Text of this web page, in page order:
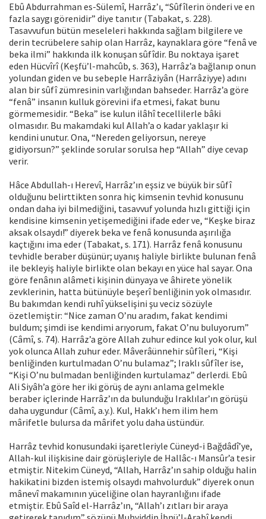
Ebû Abdurrahman es-Sülemî, Harrâz’ı, “Sûfîlerin önderi ve en
fazla saygı görenidir” diye tanıtır (Tabakat, s. 228).
Tasavvufun bütün meseleleri hakkında sağlam bilgilere ve
derin tecrübelere sahip olan Harrâz, kaynaklara göre “fenâ ve
beka ilmi” hakkında ilk konuşan sûfîdir. Bu noktaya işaret
eden Hücvîrî (Keşfü’l-mahcûb, s. 363), Harrâz’a bağlanıp onun
yolundan giden ve bu sebeple Harrâziyân (Harrâziyye) adını
alan bir sûfî zümresinin varlığından bahseder. Harrâz’a göre
“fenâ” insanın kulluk görevini ifa etmesi, fakat bunu
görmemesidir. “Beka” ise kulun ilâhî tecellilerle bâki
olmasıdır. Bu makamdaki kul Allah’a o kadar yaklaşır ki
kendini unutur. Ona, “Nereden geliyorsun, nereye
gidiyorsun?” şeklinde sorular sorulsa hep “Allah” diye cevap
verir.
Hâce Abdullah-ı Herevî, Harrâz’ın eşsiz ve büyük bir sûfî
olduğunu belirttikten sonra hiç kimsenin tevhid konusunu
ondan daha iyi bilmediğini, tasavvuf yolunda hızlı gittiği için
kendisine kimsenin yetişemediğini ifade eder ve, “Keşke biraz
aksak olsaydı!” diyerek beka ve fenâ konusunda aşırılığa
kaçtığını ima eder (Tabakat, s. 171). Harrâz fenâ konusunu
tevhidle beraber düşünür; uyanış haliyle birlikte bulunan fenâ
ile bekleyiş haliyle birlikte olan bekayı en yüce hal sayar. Ona
göre fenânın alâmeti kişinin dünyaya ve âhirete yönelik
zevklerinin, hatta bütünüyle beşerî benliğinin yok olmasıdır.
Bu bakımdan kendi ruhî yükselişini şu veciz sözüyle
özetlemiştir: “Nice zaman O’nu aradım, fakat kendimi
buldum; şimdi ise kendimi arıyorum, fakat O’nu buluyorum”
(Câmî, s. 74). Harrâz’a göre Allah zuhur edince kul yok olur, kul
yok olunca Allah zuhur eder. Mâverâünnehir sûfîleri, “Kişi
benliğinden kurtulmadan O’nu bulamaz”; Iraklı sûfîler ise,
“Kişi O’nu bulmadan benliğinden kurtulamaz” derlerdi. Ebû
Ali Siyâh’a göre her iki görüş de aynı anlama gelmekle
beraber içlerinde Harrâz’ın da bulunduğu Iraklılar’ın görüşü
daha uygundur (Câmî, a.y.). Kul, Hakk’ı hem ilim hem
mârifetle bulursa da mârifet yolu daha üstündür.
Harrâz tevhid konusundaki işaretleriyle Cüneyd-i Bağdâdî’ye,
Allah-kul ilişkisine dair görüşleriyle de Hallâc-ı Mansûr’a tesir
etmiştir. Nitekim Cüneyd, “Allah, Harrâz’ın sahip olduğu halin
hakikatini bizden istemiş olsaydı mahvolurduk” diyerek onun
mânevî makamının yüceliğine olan hayranlığını ifade
etmiştir. Ebû Saîd el-Harrâz’ın, “Allah’ı zıtları bir araya